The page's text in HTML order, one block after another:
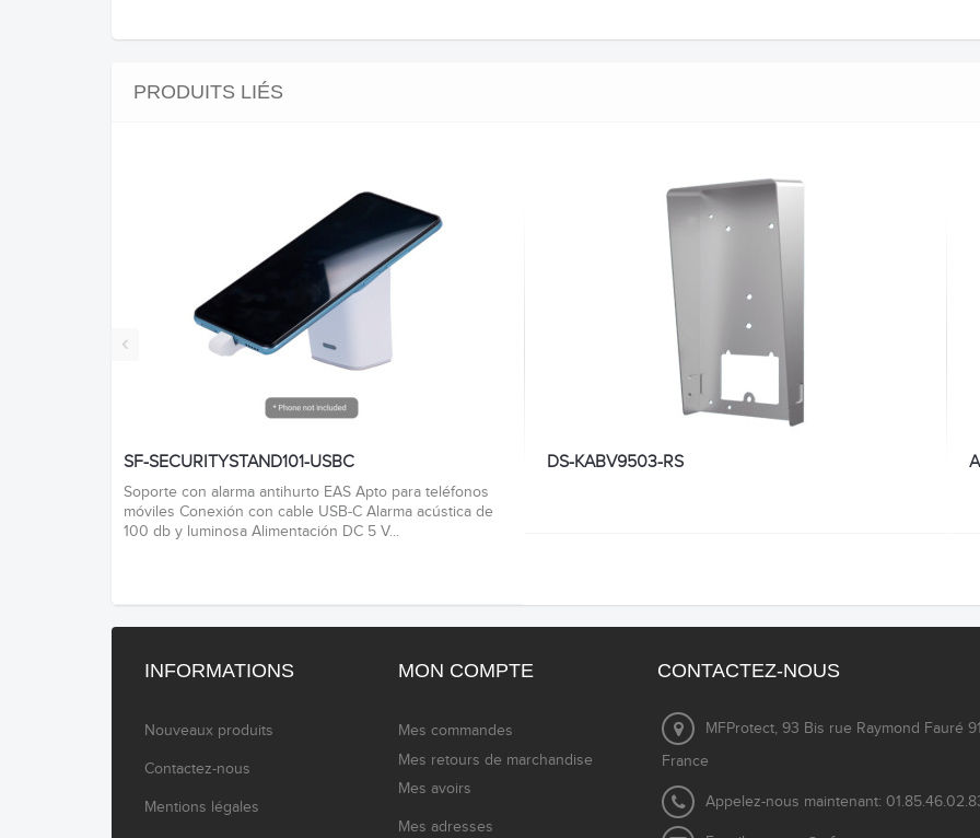
PRODUITS LIÉS
‹
SF-SECURITYSTAND101-USBC
Soporte con alarma antihurto EAS Apto para teléfonos
móviles Conexión con cable USB-C Alarma acústica de
100 db y luminosa Alimentación DC 5 V...
DS-KABV9503-RS
INFORMATIONS
Nouveaux produits
Contactez-nous
Mentions légales
MON COMPTE
Mes commandes
Mes retours de marchandise
Mes avoirs
Mes adresses
CONTACTEZ-NOUS
MFProtect, 93 Bis rue Raymond Fauré
France
Appelez-nous maintenant: